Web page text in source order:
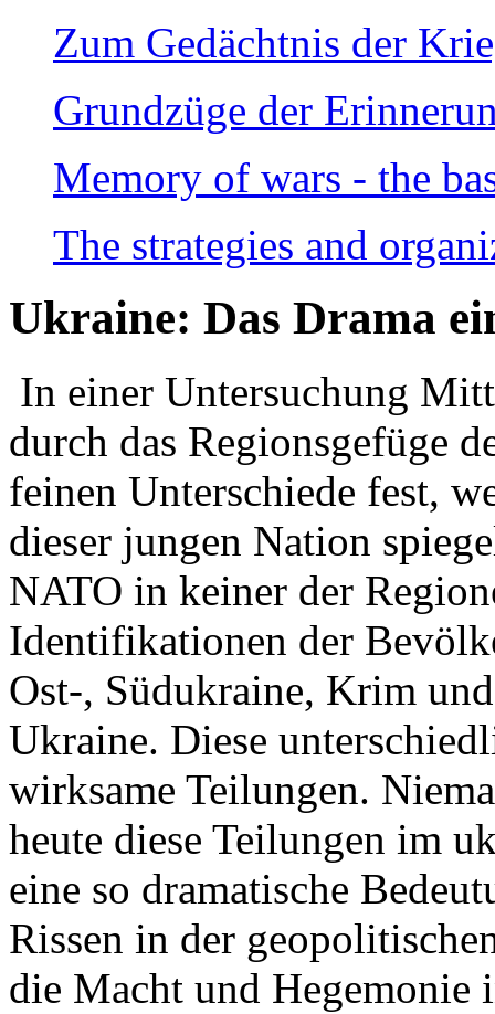
Zum Gedächtnis der
Grundzüge der
Memory of wars - the
The strategies and
Ukraine: Das Drama
In einer Untersuchung
durch das Regionsgefüge
feinen Unterschiede fest,
dieser jungen Nation
NATO in keiner der
Identifikationen der
Ost-, Südukraine, Krim
Ukraine. Diese
wirksame Teilungen.
heute diese Teilungen im
eine so dramatische
Rissen in der
die Macht und Hegemonie